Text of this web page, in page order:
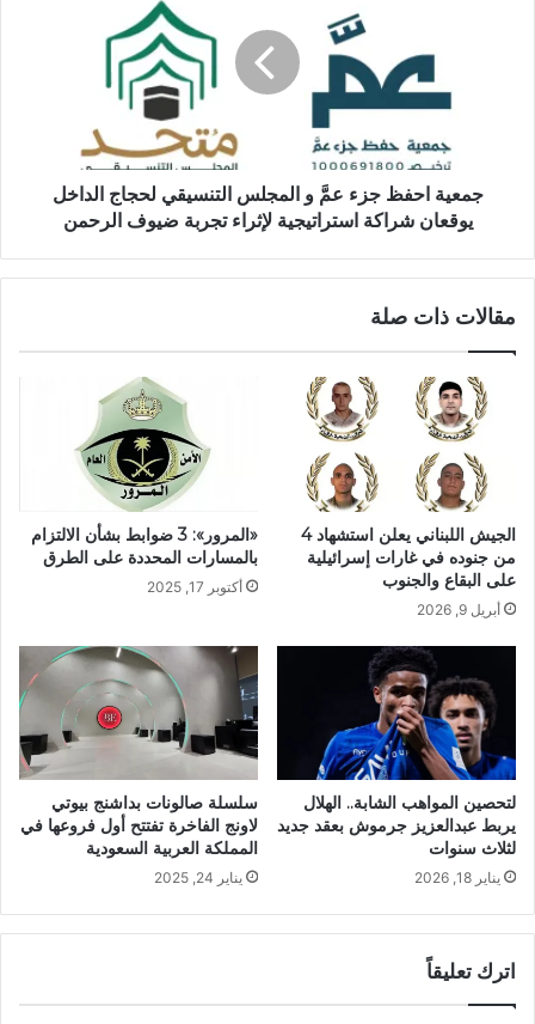
جمعية احفظ جزء عمَّ و المجلس التنسيقي لحجاج الداخل
يوقعان شراكة استراتيجية لإثراء تجربة ضيوف الرحمن
مقالات ذات صلة
الجيش اللبناني يعلن استشهاد 4
من جنوده في غارات إسرائيلية
على البقاع والجنوب
أبريل 9, 2026
«المرور»: 3 ضوابط بشأن الالتزام
بالمسارات المحددة على الطرق
أكتوبر 17, 2025
لتحصين المواهب الشابة.. الهلال
يربط عبدالعزيز جرموش بعقد جديد
لثلاث سنوات
يناير 18, 2026
سلسلة صالونات بداشنج بيوتي
لاونج الفاخرة تفتتح أول فروعها في
المملكة العربية السعودية
يناير 24, 2025
اترك تعليقاً